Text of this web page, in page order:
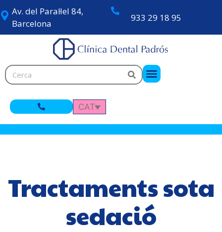
Av. del Paral·lel 84,
Barcelona
933 29 18 95
CAT
Tractaments sota
sedació